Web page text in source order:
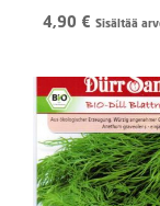
4,90 € Sisältää